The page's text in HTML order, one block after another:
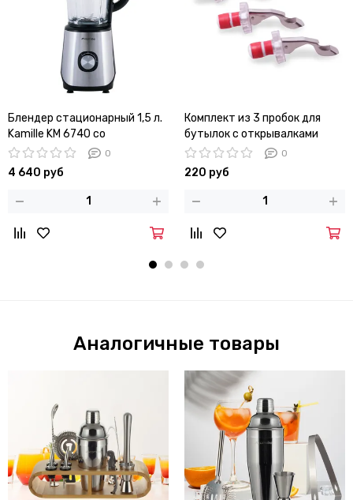
Блендер стационарный 1,5 л.
Kamille KM 6740 со
стеклянной чашей0
4 640 руб
Комплект из 3 пробок для
бутылок с открывалками
Kamille KM-7782
0
220 руб
Аналогичные товары